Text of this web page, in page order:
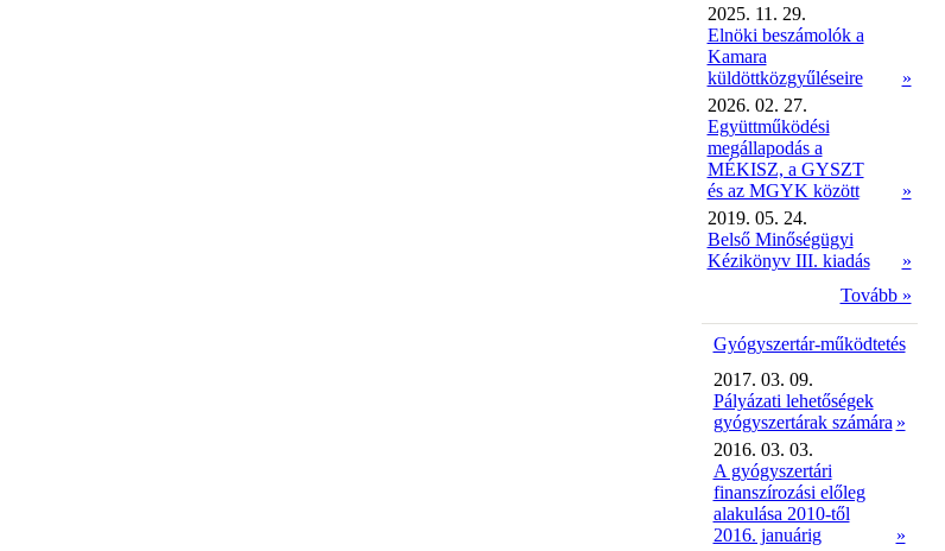
2025. 11. 29.
Elnöki beszámolók a
Kamara
küldöttközgyűléseire
»
2026. 02. 27.
Együttműködési
megállapodás a
MÉKISZ, a GYSZT
és az MGYK között
»
2019. 05. 24.
Belső Minőségügyi
Kézikönyv III. kiadás
»
Tovább »
Gyógyszertár-működtetés
2017. 03. 09.
Pályázati lehetőségek
gyógyszertárak számára »
2016. 03. 03.
A gyógyszertári
finanszírozási előleg
alakulása 2010-től
2016. januárig
»